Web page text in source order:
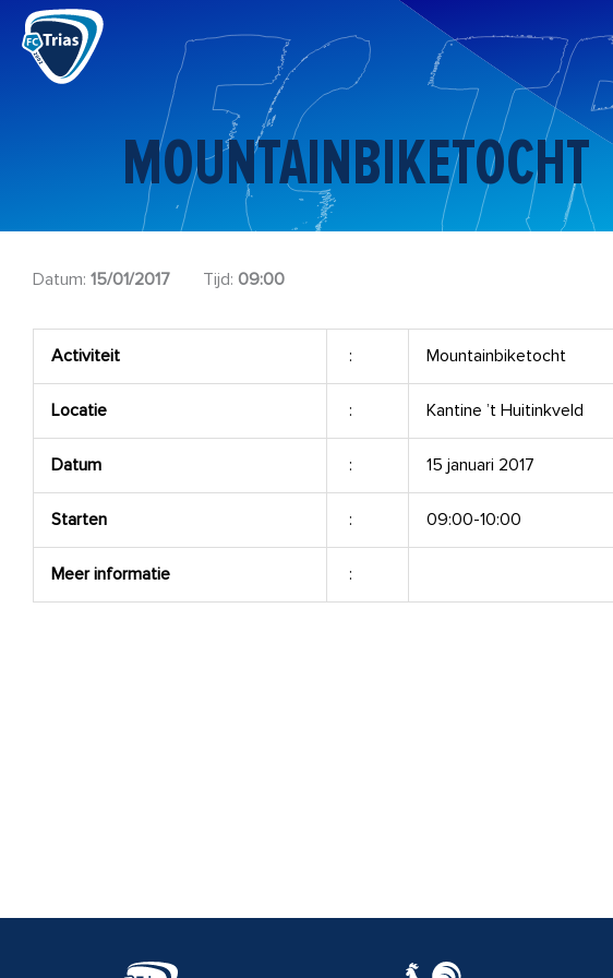
naar
MOUNTAINBIKETOCHT
Datum: 15/01/2017 Tijd: 09:00
Activiteit : Mountainbiketocht
Locatie : Kantine ’t Huitinkveld
Datum : 15 januari 2017
Starten : 09:00-10:00
Meer informatie :